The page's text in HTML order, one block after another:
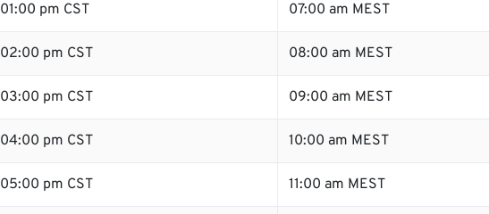
01:00 pm CST 07:00 am MEST
02:00 pm CST 08:00 am MEST
03:00 pm CST 09:00 am MEST
04:00 pm CST 10:00 am MEST
05:00 pm CST 11:00 am MEST